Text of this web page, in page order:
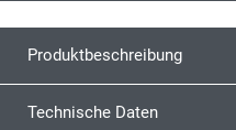
Produktbeschreibung
Technische Daten